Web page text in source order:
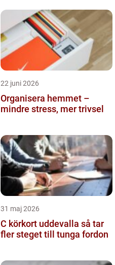
22 juni 2026
Organisera hemmet –
mindre stress, mer trivsel
31 maj 2026
C körkort uddevalla så tar
fler steget till tunga fordon